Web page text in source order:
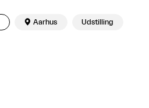
 Aarhus Udstilling